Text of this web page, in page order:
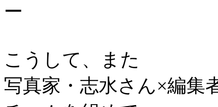
ー
こうして、また
写真家・志水さん×編集